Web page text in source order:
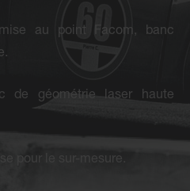
au point Facom, banc
de géométrie laser haute
pour le sur-mesure.